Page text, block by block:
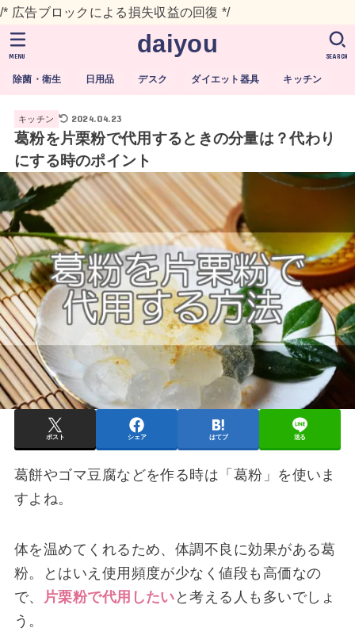
/* 広告ブロックによる損失収益の回復 */
daiyou
除菌・衛生 日用品 デスク ダイエット器具 キッチン
SEARCH
MENU
キッチン 2024.04.23
葛粉を片栗粉で代用するときの分量は？代わり
にする時のポイント
ポスト シェア はてブ 送る
葛餅やゴマ豆腐などを作る時は「葛粉」を使いま
すよね。
体を温めてくれるため、体調不良に効果がある葛
粉。とはいえ使用頻度が少なく値段も高価なの
で、
片栗粉で代用したい と考える人も多いでしょ
う。